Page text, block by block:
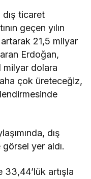
dış ticaret
geçen yılın
21,5 milyar
Erdoğan,
milyar dolara
çok üreteceğiz,
dış
yer aldı.
33,44’lük artışla